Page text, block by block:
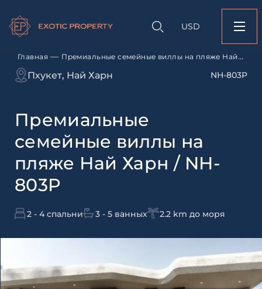
USD
Главная — Премиальные семейные виллы на пляже Най
Харн / NH-803P
Пхукет, Най Харн NH-803P
Премиальные
семейные виллы на
пляже Най Харн / NH-
803P
2 - 4 спальни 3 - 5 ванных 2.2 km до моря
Оставить
свяжется с вами
объекту
Премиальные
виллы на пляже
803P
Оставьте заявку и
Согласен с
по обработке
недвижимости